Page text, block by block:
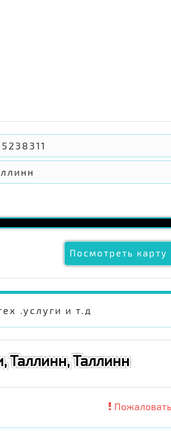
5238311
Посмотреть карту
.услуги и т.д
Таллинн, Таллинн